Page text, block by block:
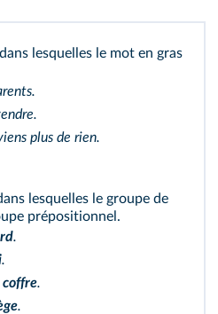
lesquelles le mot en gras
plus de rien.
lesquelles le groupe de
prépositionnel.
.
.
coffre.
.